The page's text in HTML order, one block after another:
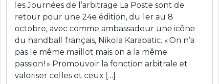
les Journées de l’arbitrage La Poste sont de
retour pour une 24e édition, du 1er au 8
octobre, avec comme ambassadeur une icône
du handball français, Nikola Karabatic. « On n’a
pas le même maillot mais on a la même
passion ! » Promouvoir la fonction arbitrale et
valoriser celles et ceux […]